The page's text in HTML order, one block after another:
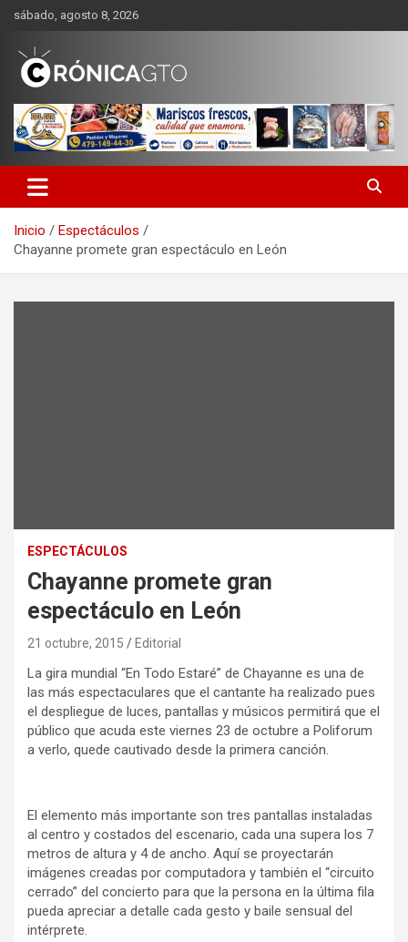
Saltar
contenido
sábado, agosto 8, 2026
CRONICA GUANAJUATO
Inicio
Espectáculos
Chayanne promete gran espectáculo en León
ESPECTÁCULOS
Chayanne promete gran
espectáculo en León
21 octubre, 2015 Editorial
La gira mundial “En Todo Estaré” de Chayanne es una de
las más espectaculares que el cantante ha realizado pues
el despliegue de luces, pantallas y músicos permitirá que el
público que acuda este viernes 23 de octubre a Poliforum
a verlo, quede cautivado desde la primera canción.
El elemento más importante son tres pantallas instaladas
al centro y costados del escenario, cada una supera los 7
metros de altura y 4 de ancho. Aquí se proyectarán
imágenes creadas por computadora y también el “circuito
cerrado” del concierto para que la persona en la última fila
pueda apreciar a detalle cada gesto y baile sensual del
intérprete.